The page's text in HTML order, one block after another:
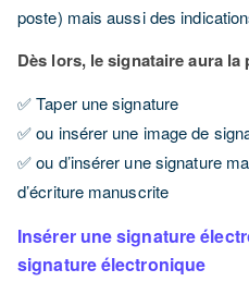
poste) mais aussi des
Dès lors, le signataire aura la
✅ Taper une signature
✅ ou insérer une image de
✅ ou d’insérer une signature
d’écriture manuscrite
Insérer une signature
signature électronique